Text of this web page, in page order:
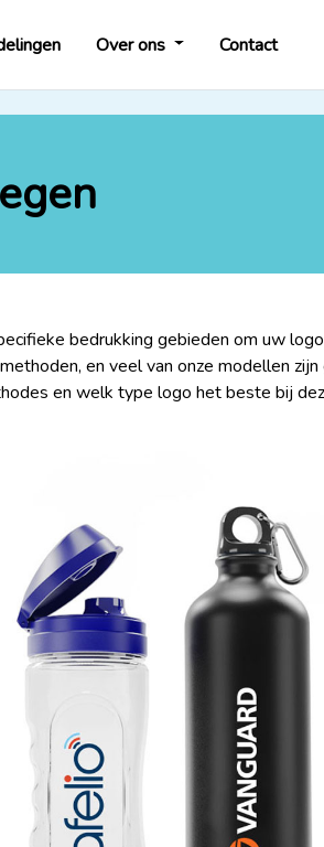
Over ons Contact
bedrukking gebieden om uw
en veel van onze modellen
en welk type logo het beste bij